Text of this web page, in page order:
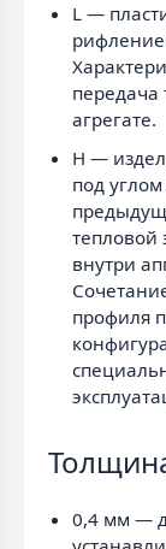
L —
передача
агрегате.
H —
под
тепловой
внутри
профиля
0,4 мм —